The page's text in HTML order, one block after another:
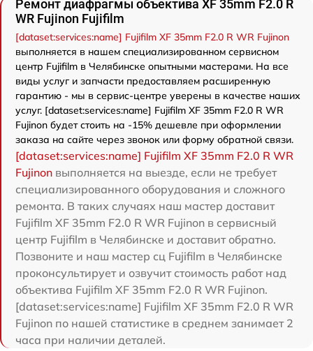
Ремонт диафрагмы объектива XF 35mm F2.0 R
WR Fujinon Fujifilm
[dataset:services:name] Fujifilm XF 35mm F2.0 R WR Fujinon
выполняется в нашем специализированном сервисном
центр Fujifilm в Челябинске опытными мастерами. На все
виды услуг и запчасти предоставляем расширенную
гарантию - мы в сервис-центре уверены в качестве наших
услуг. [dataset:services:name] Fujifilm XF 35mm F2.0 R WR
Fujinon будет стоить на -15% дешевле при оформлении
заказа на сайте через звонок или форму обратной связи.
[dataset:services:name] Fujifilm XF 35mm F2.0 R WR
Fujinon выполняется на выезде, если не требует
специализированного оборудования и сложного
ремонта. В таких случаях наш мастер доставит
Fujifilm XF 35mm F2.0 R WR Fujinon в сервисный
центр Fujifilm в Челябинске и доставит обратно.
Позвоните и наш мастер сц Fujifilm в Челябинске
проконсультирует и озвучит стоимость работ над
объектива Fujifilm XF 35mm F2.0 R WR Fujinon.
[dataset:services:name] Fujifilm XF 35mm F2.0 R WR
Fujinon по нашей статистике в среднем занимает 2
часа при наличии деталей.